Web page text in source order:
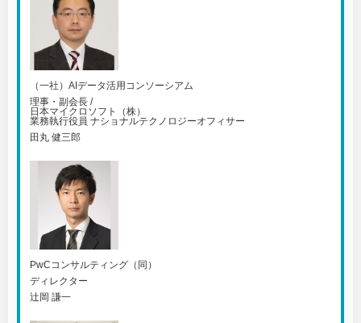
（一社）AIデータ活用コンソーシアム
理事・副会長 /
日本マイクロソフト（株）
業務執行役員 ナショナルテクノロジーオフィサー
田丸 健三郎
PwCコンサルティング（同）
ディレクター
辻岡 謙一